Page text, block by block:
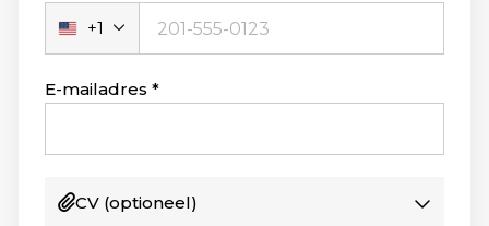
Verenigde
Staten
+1
+1
E-mailadres
CV (optioneel)